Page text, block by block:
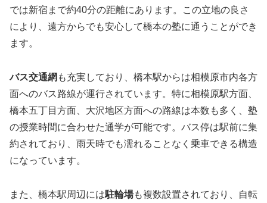
では新宿まで約40分の距離にあります。この立地の良さ
により、遠方からでも安心して橋本の塾に通うことができ
ます。
バス交通網 も充実しており、橋本駅からは相模原市内各方
面へのバス路線が運行されています。特に相模原駅方面、
橋本五丁目方面、大沢地区方面への路線は本数も多く、塾
の授業時間に合わせた通学が可能です。バス停は駅前に集
約されており、雨天時でも濡れることなく乗車できる構造
になっています。
また、橋本駅周辺には駐輪場も複数設置されており、自転